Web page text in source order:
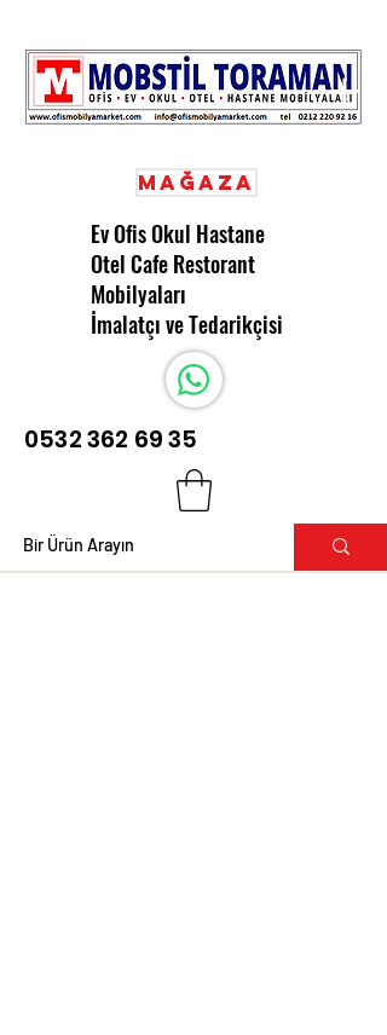
Mağaza
Ev Ofis Okul Hastane
Otel Cafe Restorant
Mobilyaları
İmalatçı ve Tedarikçisi
0532 362 69 35